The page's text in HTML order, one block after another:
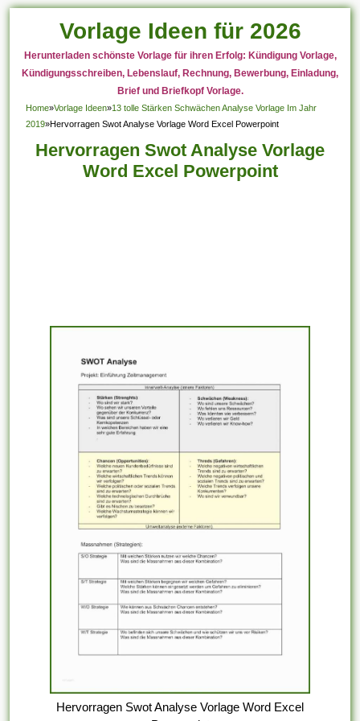
Vorlage Ideen für 2026
Herunterladen schönste Vorlage für ihren Erfolg: Kündigung Vorlage,
Kündigungsschreiben, Lebenslauf, Rechnung, Bewerbung, Einladung,
Brief und Briefkopf Vorlage.
Home»Vorlage Ideen»13 tolle Stärken Schwächen Analyse Vorlage Im Jahr
2019»Hervorragen Swot Analyse Vorlage Word Excel Powerpoint
Hervorragen Swot Analyse Vorlage
Word Excel Powerpoint
Hervorragen Swot Analyse Vorlage Word Excel